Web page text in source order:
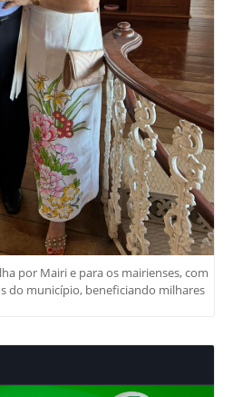
por Mairi e para os mairienses, com
do município, beneficiando milhares